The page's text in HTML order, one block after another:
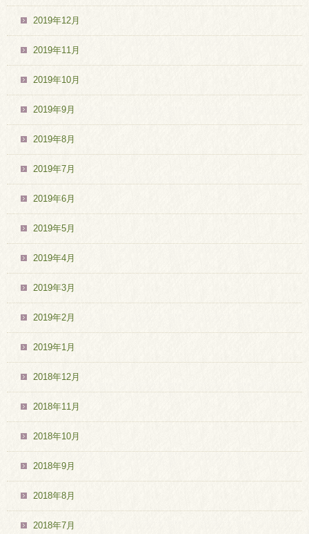
2019年12月
2019年11月
2019年10月
2019年9月
2019年8月
2019年7月
2019年6月
2019年5月
2019年4月
2019年3月
2019年2月
2019年1月
2018年12月
2018年11月
2018年10月
2018年9月
2018年8月
2018年7月